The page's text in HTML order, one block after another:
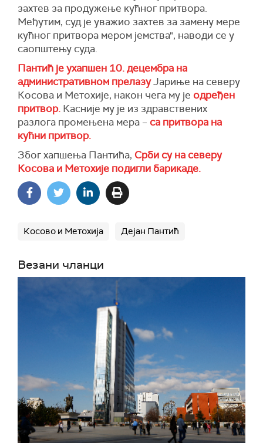
захтев за продужење кућног притвора.
Међутим, суд је уважио захтев за замену мере
кућног притвора мером јемства", наводи се у
саопштењу суда.
Пантић је ухапшен 10. децембра на
административном прелазуЈариње на северу
Косова и Метохије, након чега му је одређен
притвор. Касније му је из здравствених
разлога промењена мера – са притвора на
кућни притвор.
Због хапшења Пантића, Срби су на северу
Косова и Метохије подигли барикаде.
Косово и Метохија Дејан Пантић
Везани чланци